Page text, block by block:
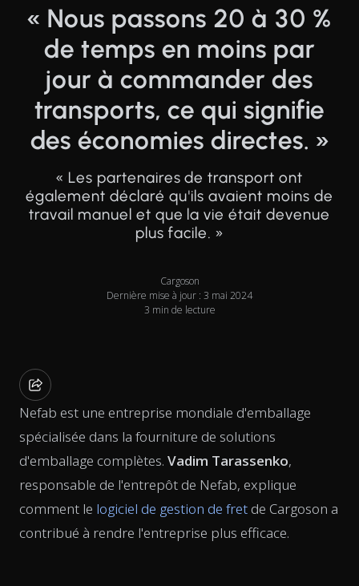
« Nous passons 20 à 30 %
de temps en moins par
jour à commander des
transports, ce qui signifie
des économies directes. »
« Les partenaires de transport ont
également déclaré qu'ils avaient moins de
travail manuel et que la vie était devenue
plus facile. »
Cargoson
Dernière mise à jour : 3 mai 2024
3 min de lecture
Nefab est une entreprise mondiale d'emballage
spécialisée dans la fourniture de solutions
d'emballage complètes. Vadim Tarassenko,
responsable de l'entrepôt de Nefab, explique
comment le logiciel de gestion de fret de Cargoson a
contribué à rendre l'entreprise plus efficace.